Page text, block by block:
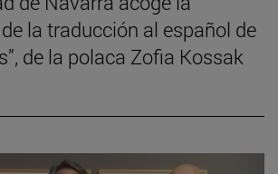
la traducción al español de
de la polaca Zofia Kossak